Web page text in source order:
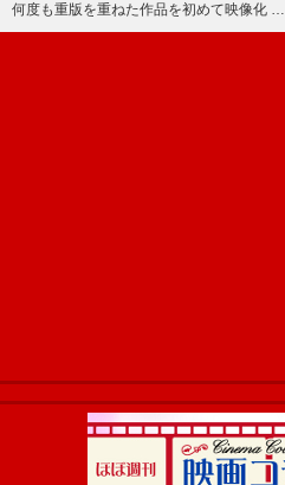
何度も重版を重ねた作品を初めて映像化 …